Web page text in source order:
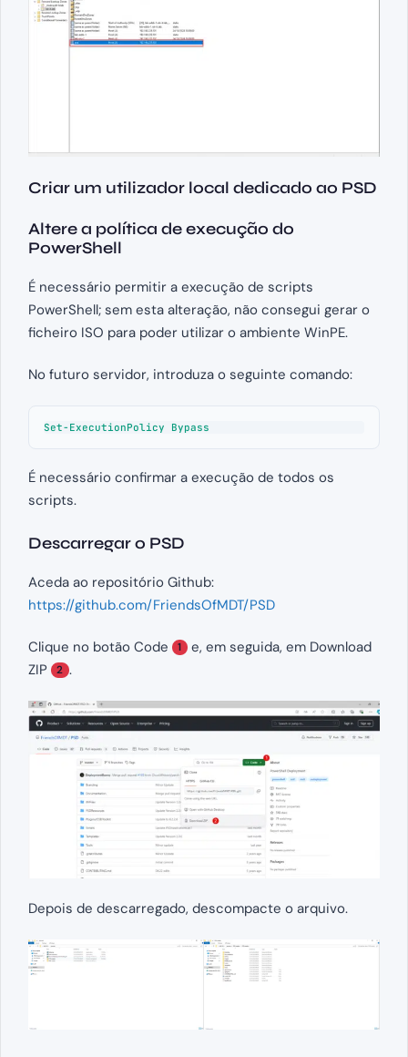
Criar um utilizador local dedicado ao PSD
Altere a política de execução do
PowerShell
É necessário permitir a execução de scripts
PowerShell; sem esta alteração, não consegui gerar o
ficheiro ISO para poder utilizar o ambiente WinPE.
No futuro servidor, introduza o seguinte comando:
Set-ExecutionPolicy Bypass
É necessário confirmar a execução de todos os
scripts.
Descarregar o PSD
Aceda ao repositório Github:
https://github.com/FriendsOfMDT/PSD
Clique no botão Code 1 e, em seguida, em Download
ZIP
2 .
Depois de descarregado, descompacte o arquivo.